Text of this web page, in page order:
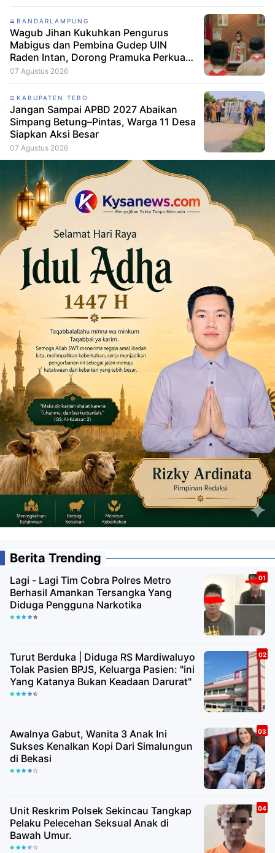
BANDARLAMPUNG
Wagub Jihan Kukuhkan Pengurus
Mabigus dan Pembina Gudep UIN
Raden Intan, Dorong Pramuka Perkuat
Karakter Generasi Muda
07 Agustus 2026
KABUPATEN TEBO
Jangan Sampai APBD 2027 Abaikan
Simpang Betung–Pintas, Warga 11 Desa
Siapkan Aksi Besar
07 Agustus 2026
Berita Trending
Lagi - Lagi Tim Cobra Polres Metro
Berhasil Amankan Tersangka Yang
Diduga Pengguna Narkotika
Turut Berduka | Diduga RS Mardiwaluyo
Tolak Pasien BPJS, Keluarga Pasien: "ini
Yang Katanya Bukan Keadaan Darurat"
Awalnya Gabut, Wanita 3 Anak Ini
Sukses Kenalkan Kopi Dari Simalungun
di Bekasi
Unit Reskrim Polsek Sekincau Tangkap
Pelaku Pelecehan Seksual Anak di
Bawah Umur.